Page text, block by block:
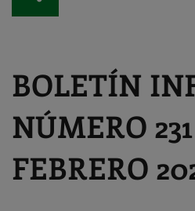
contenido
principal
BOLETÍN
NÚMERO
FEBRERO